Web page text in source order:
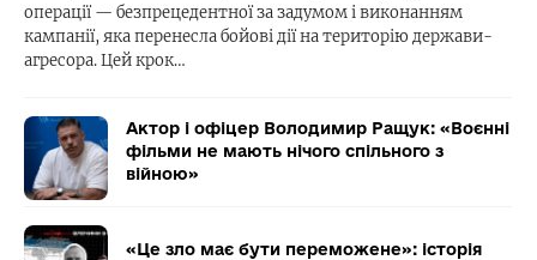
операції — безпрецедентної за задумом і виконанням
кампанії, яка перенесла бойові дії на територію держави-
агресора. Цей крок…
Актор і офіцер Володимир Ращук: «Воєнні
фільми не мають нічого спільного з
війною»
«Це зло має бути переможене»: історія